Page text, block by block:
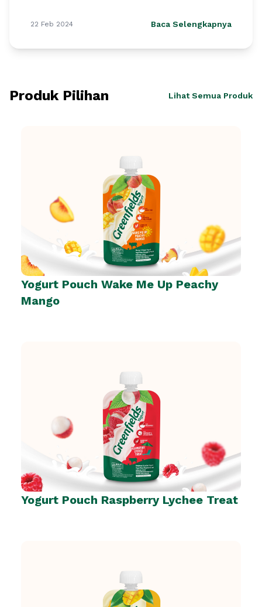
22 Feb 2024 Baca Selengkapnya
Produk Pilihan Lihat Semua Produk
Yogurt Pouch Wake Me Up Peachy
Mango
Yogurt Pouch Raspberry Lychee Treat